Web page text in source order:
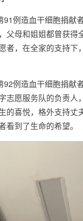
例造血干细胞捐献
父母和姐姐都曾获得
者，在全家的支持下
例造血干细胞捐献
愿服务队的负责人
的喜悦，格外支持丈
到了生命的希望。